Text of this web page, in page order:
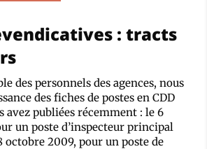
: tracts
des personnels des agences, nous
des fiches de postes en CDD
avez publiées récemment : le 6
un poste d’inspecteur principal
octobre 2009, pour un poste de